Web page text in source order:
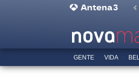
GENTE VIDA